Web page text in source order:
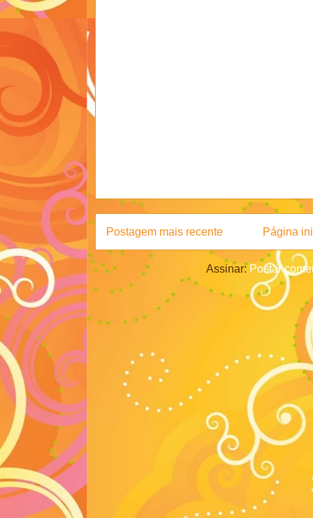
Postagem mais recente Página
Assinar:Postar